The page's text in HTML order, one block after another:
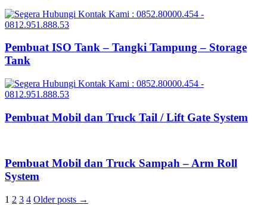
Pembuat ISO Tank – Tangki Tampung – Storage
Tank
Pembuat Mobil dan Truck Tail / Lift Gate System
Pembuat Mobil dan Truck Sampah – Arm Roll
System
Posts
1 2 3 4 Older posts →